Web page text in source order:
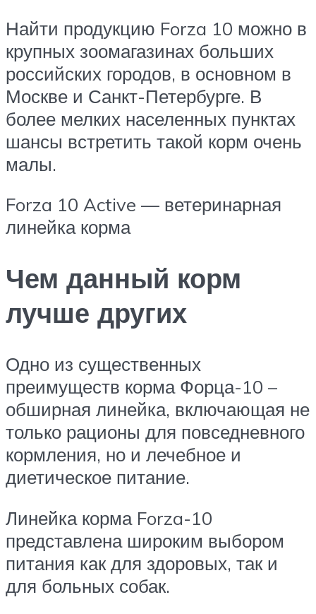
Найти продукцию Forza 10 можно в
крупных зоомагазинах больших
российских городов, в основном в
Москве и Санкт-Петербурге. В
более мелких населенных пунктах
шансы встретить такой корм очень
малы.
Forza 10 Active — ветеринарная
линейка корма
Чем данный корм
лучше других
Одно из существенных
преимуществ корма Форца-10 –
обширная линейка, включающая не
только рационы для повседневного
кормления, но и лечебное и
диетическое питание.
Линейка корма Forza-10
представлена широким выбором
питания как для здоровых, так и
для больных собак.